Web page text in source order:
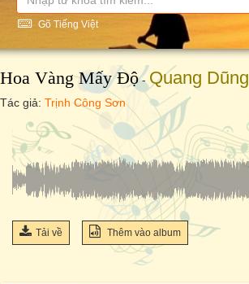
Gõ Tiếng Việt
Hoa Vàng Mấy Độ- Quang Dũng
Tác giả: Trịnh Công Sơn
Tải về Thêm vào album